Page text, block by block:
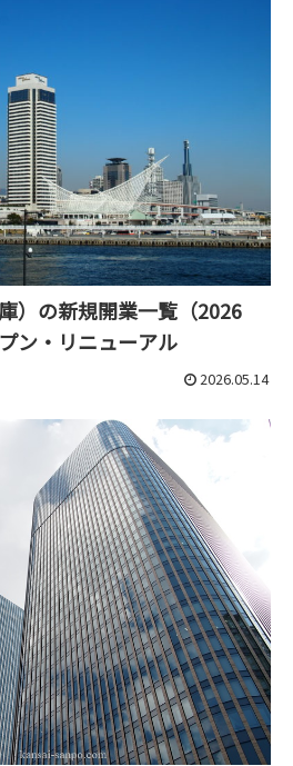
）の新規開業一覧（2026
ン・リニューアル
2026.05.14